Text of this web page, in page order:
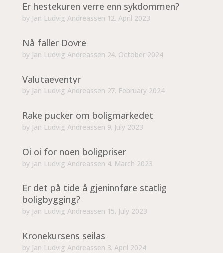
Er hestekuren verre enn sykdommen?
by Jan Ludvig Andreassen 12. April 2023
Nå faller Dovre
by Jan Ludvig Andreassen 24. October 2024
Valutaeventyr
by Jan Ludvig Andreassen 27. February 2024
Rake pucker om boligmarkedet
by Jan Ludvig Andreassen 9. July 2023
Oi oi for noen boligpriser
by Jan Ludvig Andreassen 4. March 2023
Er det på tide å gjeninnføre statlig
boligbygging?
by Jan Ludvig Andreassen 15. July 2023
Kronekursens seilas
by Jan Ludvig Andreassen 3. April 2024